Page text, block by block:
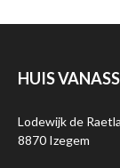
HUIS
Lodewijk de
8870 Izegem